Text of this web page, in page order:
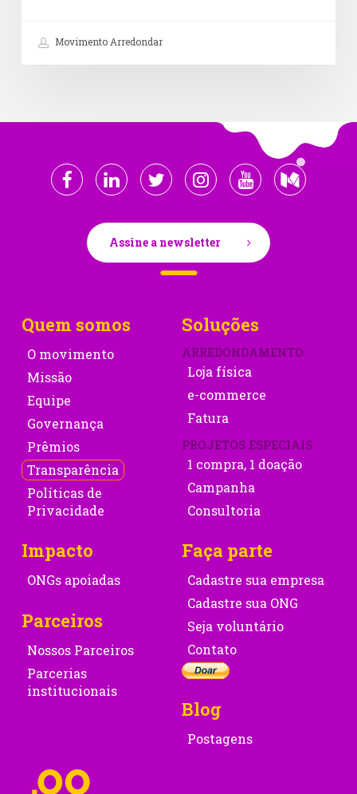
Movimento Arredondar
Assine a newsletter
Quem somos
O movimento
Missão
Equipe
Governança
Prêmios
Transparência
Políticas de
Privacidade
Soluções
ARREDONDAMENTO
Loja física
e-commerce
Fatura
PROJETOS ESPECIAIS
1 compra, 1 doação
Campanha
Consultoria
Impacto
ONGs apoiadas
Parceiros
Nossos Parceiros
Parcerias
institucionais
Faça parte
Cadastre sua empresa
Cadastre sua ONG
Seja voluntário
Contato
Blog
Postagens